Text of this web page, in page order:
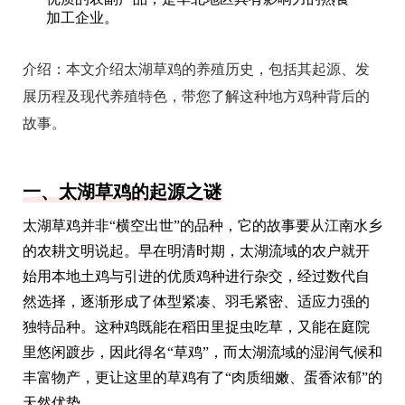
加工企业。
介绍： 本文介绍太湖草鸡的养殖历史，包括其起源、发
展历程及现代养殖特色，带您了解这种地方鸡种背后的
故事。
一、太湖草鸡的起源之谜
太湖草鸡并非“横空出世”的品种，它的故事要从江南水乡
的农耕文明说起。早在明清时期，太湖流域的农户就开
始用本地土鸡与引进的优质鸡种进行杂交，经过数代自
然选择，逐渐形成了体型紧凑、羽毛紧密、适应力强的
独特品种。这种鸡既能在稻田里捉虫吃草，又能在庭院
里悠闲踱步，因此得名“草鸡”，而太湖流域的湿润气候和
丰富物产，更让这里的草鸡有了“肉质细嫩、蛋香浓郁”的